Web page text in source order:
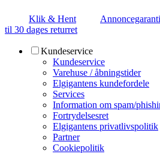
Klik & Hent Annoncegaranti
til 30 dages returret
Kundeservice
Kundeservice
Varehuse / åbningstider
Elgigantens kundefordele
Services
Information om spam/
Fortrydelsesret
Elgigantens privatlivspolitik
Partner
Cookiepolitik